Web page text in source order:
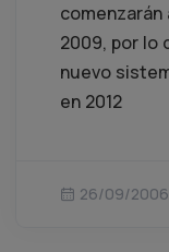
2009, por lo
nuevo
en 2012
26/09/2006